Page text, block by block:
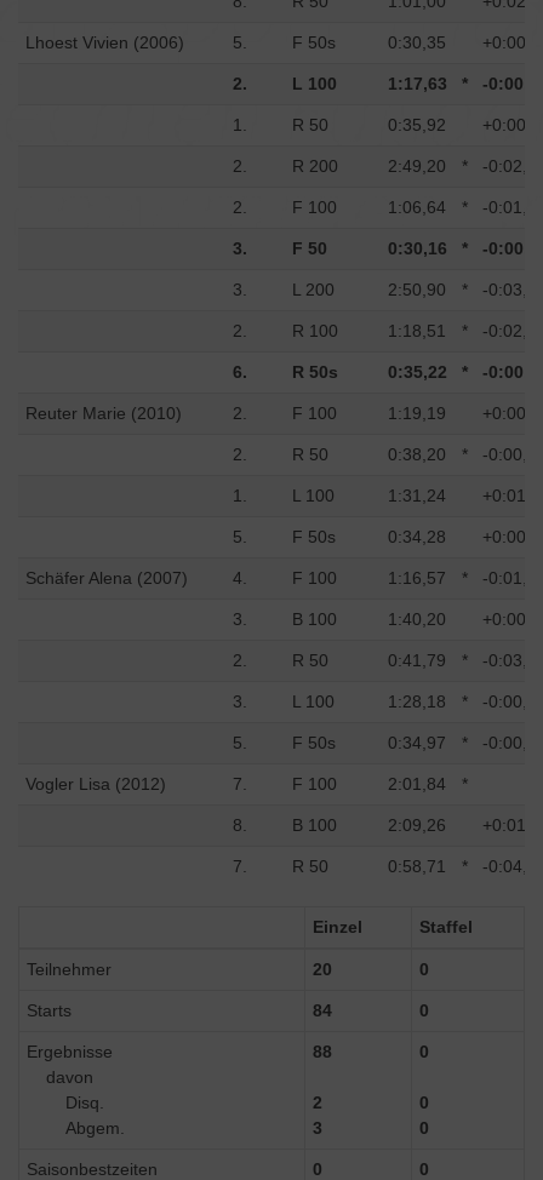
Lhoest Vivien (2006) 5. F 50s 0:30,35
2. L 100 1:17,63 * -
1. R 50 0:35,92
2. R 200 2:49,20 * -
2. F 100 1:06,64 * -
3. F 50 0:30,16 * -
3. L 200 2:50,90 * -
2. R 100 1:18,51 * -
6. R 50s 0:35,22 * -
Reuter Marie (2010) 2. F 100 1:19,19
2. R 50 0:38,20 * -
1. L 100 1:31,24
5. F 50s 0:34,28
Schäfer Alena (2007) 4. F 100 1:16,57 * -
3. B 100 1:40,20
2. R 50 0:41,79 * -
3. L 100 1:28,18 * -
5. F 50s 0:34,97 * -
Vogler Lisa (2012) 7. F 100 2:01,84 *
8. B 100 2:09,26
7. R 50 0:58,71 * -
Einzel Staffel
Teilnehmer 20 0
Starts 84 0
Ergebnisse
davon
Disq.
Abgem.
88
2
3
0
0
0
Saisonbestzeiten 0 0